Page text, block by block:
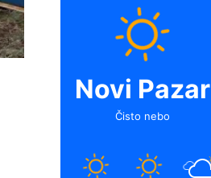
Novi Pazar
Čisto nebo